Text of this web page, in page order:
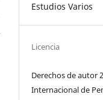
Estudios Varios
Licencia
Derechos de autor
Internacional de